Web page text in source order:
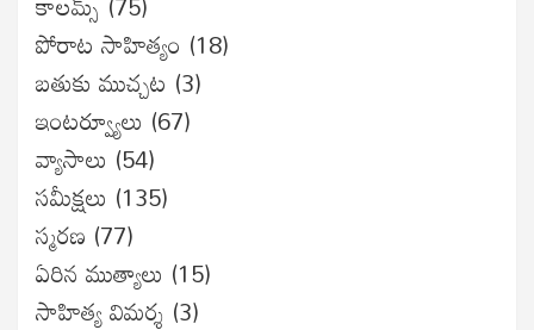
పోరాట సాహిత్యం (18)
బతుకు ముచ్చట (3)
ఇంటర్వ్యూలు (67)
వ్యాసాలు (54)
సమీక్షలు (135)
స్మరణ (77)
ఏరిన ముత్యాలు (15)
సాహిత్య విమర్శ (3)